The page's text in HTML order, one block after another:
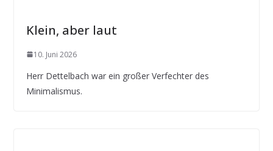
Klein, aber laut
10. Juni 2026
Herr Dettelbach war ein großer Verfechter des
Minimalismus.